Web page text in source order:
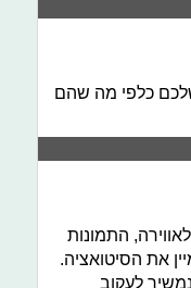
כלפי מה שהם
התמונות
את הסיטואציה.
לעקוב